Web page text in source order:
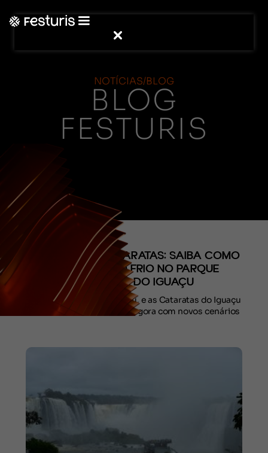
NOTÍCIAS/BLOG
BLOG
FESTURIS
(CONTEÚDO)
INVERNO NAS CATARATAS: SAIBA COMO
APROVEITAR O FRIO NO PARQUE
NACIONAL DO IGUAÇU
A estação mais fria chegou, e as Cataratas do Iguaçu
continuam maravilhosas, agora com novos cenários